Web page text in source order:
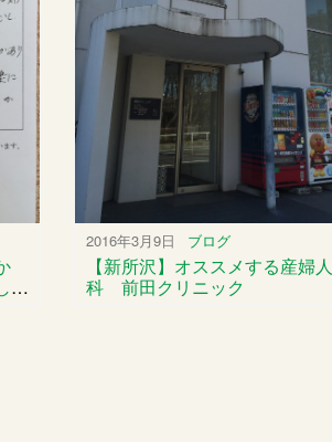
2016年3月9日 ブログ
【新所沢】オススメする産婦人
科 前田クリニック